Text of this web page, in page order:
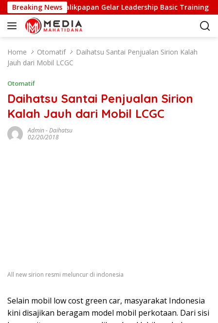
k
Breaking NewsPII Balikpapan Gelar Leadership Basic Training
Home Otomatif
Daihatsu Santai Penjualan Sirion Kalah
Jauh dari Mobil LCGC
Otomatif
Daihatsu Santai Penjualan Sirion
Kalah Jauh dari Mobil LCGC
Admin-Daihatsu
02/20/2018
All new sirion resmi meluncur di indonesia
Selain mobil low cost green car, masyarakat Indonesia
kini disajikan beragam model mobil perkotaan. Dari sisi